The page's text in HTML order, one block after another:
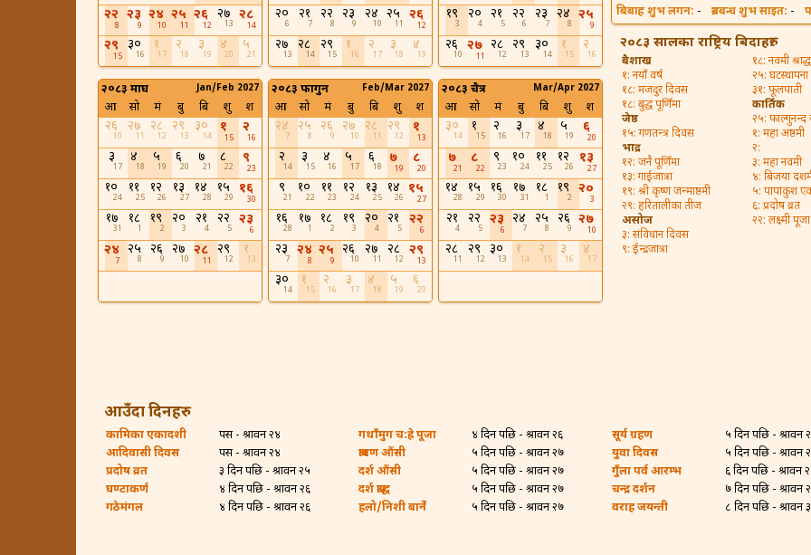
२२
8
२३
9
२४
10
२५
11
२६
12
२७
13
२८
14
२९
15
३०
16
१
17
२
18
३
19
४
20
५
21
२०
6
२१
7
२२
8
२३
9
२४
10
२५
11
२६
12
२७
13
२८
14
२९
15
१
16
२
17
३
18
४
19
१९
3
२०
4
२१
5
२२
6
२३
7
२४
8
२५
9
२६
10
२७
11
२८
12
२९
13
३०
14
१
15
२
16
२०८३ माघ Jan/Feb 2027
आ सो मं बु बि शु श
२६
10
२७
11
२८
12
२९
13
३०
14
१
15
२
16
३
17
४
18
५
19
६
20
७
21
८
22
९
23
१०
24
११
25
१२
26
१३
27
१४
28
१५
29
१६
30
१७
31
१८
1
१९
2
२०
3
२१
4
२२
5
२३
6
२४
7
२५
8
२६
9
२७
10
२८
11
२९
12
१
13
२०८३ फागुन Feb/Mar 2027
आ सो मं बु बि शु श
२४
7
२५
8
२६
9
२७
10
२८
11
२९
12
१
13
२
14
३
15
४
16
५
17
६
18
७
19
८
20
९
21
१०
22
११
23
१२
24
१३
25
१४
26
१५
27
१६
28
१७
1
१८
2
१९
3
२०
4
२१
5
२२
6
२३
7
२४
8
२५
9
२६
10
२७
11
२८
12
२९
13
३०
14
१
15
२
16
३
17
४
18
५
19
६
20
२०८३ चैत्र Mar/Apr 2027
आ सो मं बु बि शु श
३०
14
१
15
२
16
३
17
४
18
५
19
६
20
७
21
८
22
९
23
१०
24
११
25
१२
26
१३
27
१४
28
१५
29
१६
30
१७
31
१८
1
१९
2
२०
3
२१
4
२२
5
२३
6
२४
7
२५
8
२६
9
२७
10
२८
11
२९
12
३०
13
१
14
२
15
३
16
४
17
बिबाह शुभ लगन: - ब्रतबन्ध शुभ साइत: -
२०८३ सालका राष्ट्रिय बिदाहरु:
बैशाख
१: नयाँ वर्ष
१८: मजदुर दिवस
१८: बुद्ध पूर्णिमा
जेष्ठ
१५: गणतन्त्र दिवस
भाद्र
१२: जनै पूर्णिमा
१३: गाईजात्रा
१९: श्री कृष्ण जन्माष्ठमी
२९: हरितालीका तीज
असोज
३: संविधान दिवस
९: ईन्द्रजात्रा
१८: नवमी
२५: घटस्थापना
३१: फूलपाती
कार्तिक
२५: फाल्गुनन्द
१: महा अष्ठमी
२:
३: महा नवमी
४: बिजया
५: पापांकुश
६: प्रदोष व्रत
२२: लक्ष्मी पूजा
आउँदा दिनहरु
कामिका एकादशी
पर्सि - श्रावन २४
आदिवासी दिवस
पर्सि - श्रावन २४
प्रदोष व्रत
३ दिन पछि - श्रावन २५
घण्टाकर्ण
४ दिन पछि - श्रावन २६
गठेमंगल
४ दिन पछि - श्रावन २६
गथाँमुग च:ह्रे पूजा
४ दिन पछि - श्रावन २६
श्रावण औंसी
५ दिन पछि - श्रावन २७
दर्श औंसी
५ दिन पछि - श्रावन २७
दर्श श्राद्ध
५ दिन पछि - श्रावन २७
हलो/निशी बार्ने
५ दिन पछि - श्रावन २७
सूर्य ग्रहण
५ दिन पछि - श्रावन
युवा दिवस
५ दिन पछि - श्रावन
गुँला पर्व आरम्भ
६ दिन पछि - श्रावन
चन्द्र दर्शन
७ दिन पछि - श्रावन
वराह जयन्ती
८ दिन पछि - श्रावन